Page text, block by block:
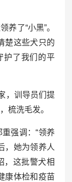
养了“小黑”。
楚这些犬只的
护了我们的平
，训导员们提
梳洗毛发。
强调：“领养
，她为领养人
，这批警犬相
康体检和疫苗